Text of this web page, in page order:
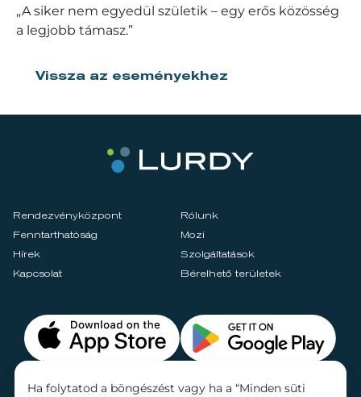
„A siker nem egyedül születik – egy erős közösség
a legjobb támasz.”
Vissza az eseményekhez
Rendezvényközpont
Rólunk
Fenntarthatóság
Mozi
Hírek
Szolgáltatások
Kapcsolat
Bérelhető területek
Ha folytatod a böngészést vagy ha a “Minden süti